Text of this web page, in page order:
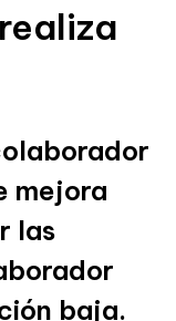
mejora
las
baja.